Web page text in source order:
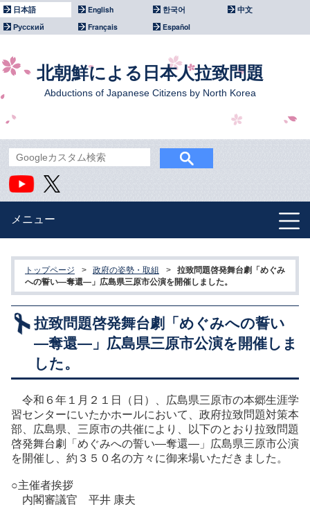
日本語 English 한국어
中文
Русский
Français Español
北朝鮮による日本人拉致問題
Abductions of Japanese Citizens by North Korea
メニュー
政府主催イベント
国際社会との連携
広報・啓発資料
オールジャパンの取組
トップページ > 政府の姿勢・取組 >
拉致問題啓発舞台劇「めぐみ
への誓い―奪還―」広島県三原市公演を開催しました。
拉致問題啓発舞台劇「めぐみへの誓い
―奪還―」広島県三原市公演を開催しま
した。
令和６年１月２１日（日）、広島県三原市の本郷生涯学
習センターにいたかホールにおいて、政府拉致問題対策本
部、広島県、三原市の共催により、以下のとおり拉致問題
啓発舞台劇「めぐみへの誓い―奪還―」広島県三原市公演
を開催し、約３５０名の方々に御来場いただきました。
○主催者挨拶
内閣審議官 平井 康夫